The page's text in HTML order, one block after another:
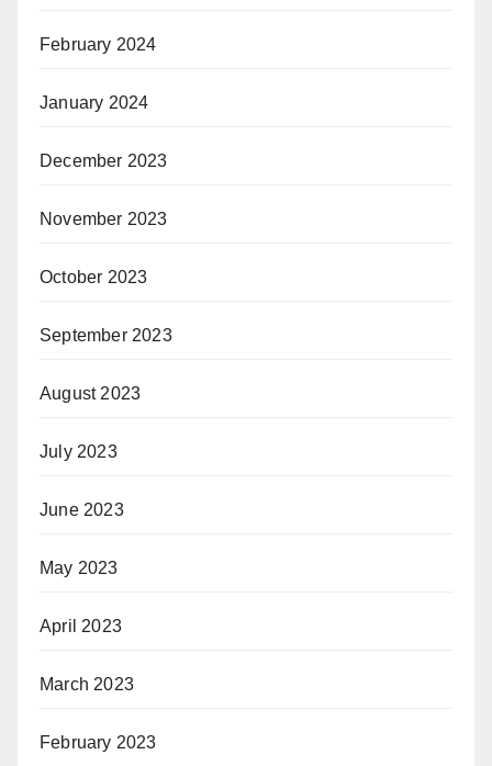
February 2024
January 2024
December 2023
November 2023
October 2023
September 2023
August 2023
July 2023
June 2023
May 2023
April 2023
March 2023
February 2023